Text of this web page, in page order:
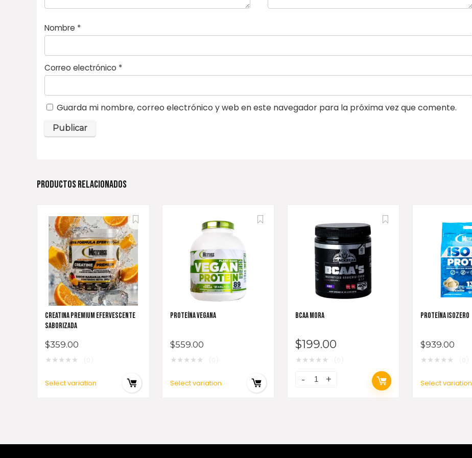
Nombre *
Correo electrónico *
Guarda mi nombre, correo electrónico y web en este navegador para la próxima vez que comente.
PRODUCTOS RELACIONADOS
CREATINA PREMIUM EFERVESCENTE
SABORIZADA
$359.00
★★★★★
Select variation
PROTEÍNA VEGANA
$559.00
★★★★★
Select variation
BCAA MORA
$199.00
★★★★★
PROTEÍNA ISOZERO
$939.00
★★★★★
Select variation